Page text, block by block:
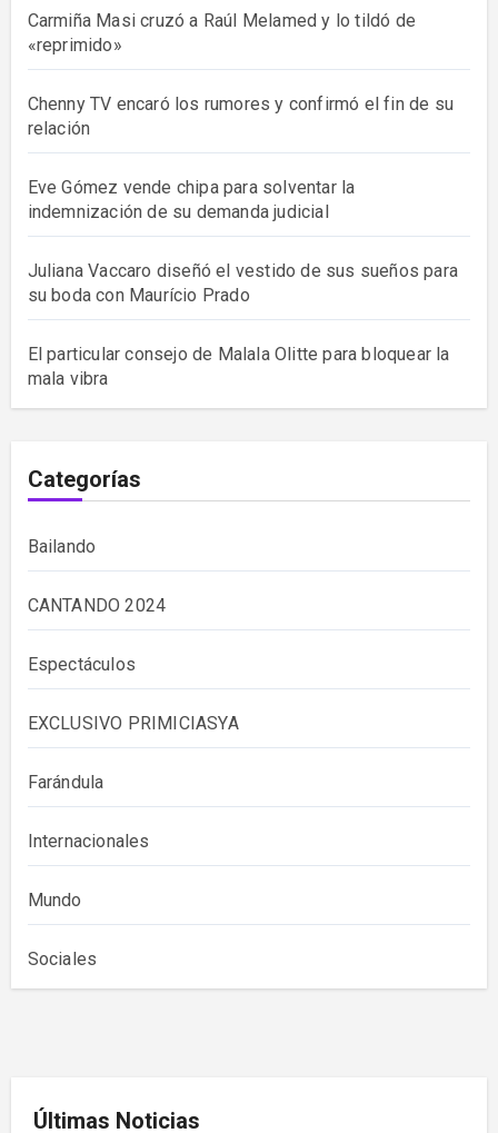
Carmiña Masi cruzó a Raúl Melamed y lo tildó de
«reprimido»
Chenny TV encaró los rumores y confirmó el fin de su
relación
Eve Gómez vende chipa para solventar la
indemnización de su demanda judicial
Juliana Vaccaro diseñó el vestido de sus sueños para
su boda con Maurício Prado
El particular consejo de Malala Olitte para bloquear la
mala vibra
Categorías
Bailando
CANTANDO 2024
Espectáculos
EXCLUSIVO PRIMICIASYA
Farándula
Internacionales
Mundo
Sociales
Últimas Noticias